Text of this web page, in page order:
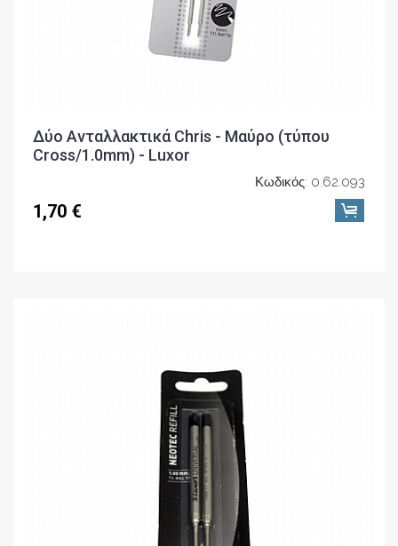
Δύο Ανταλλακτικά Chris - Μαύρο (τύπου
Cross/1.0mm) - Luxor
Κωδικός: 0.62.093
1,70 €